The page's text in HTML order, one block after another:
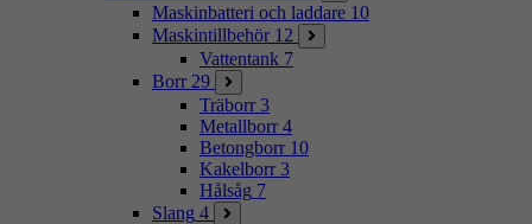
Maskinbatteri och laddare 10
Maskintillbehör 12
Vattentank 7
Borr 29
Träborr 3
Metallborr 4
Betongborr 10
Kakelborr 3
Hålsåg 7
Slang 4